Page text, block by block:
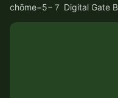
chōme−5−７ Digital Gate